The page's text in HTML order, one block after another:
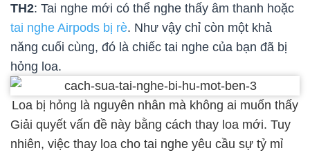
TH2: Tai nghe mới có thể nghe thấy âm thanh hoặc
tai nghe Airpods bị rè. Như vậy chỉ còn một khả
năng cuối cùng, đó là chiếc tai nghe của bạn đã bị
hỏng loa.
Loa bị hỏng là nguyên nhân mà không ai muốn thấy
Giải quyết vấn đề này bằng cách thay loa mới. Tuy
nhiên, việc thay loa cho tai nghe yêu cầu sự tỷ mỉ